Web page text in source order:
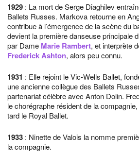
1929 : La mort de Serge Diaghilev
Ballets Russes. Markova retourne en
contribue à l’émergence de la scène du
devient la première danseuse principale
par Dame Marie Rambert, et interprète
Frederick Ashton, alors peu connu.
1931 : Elle rejoint le Vic-Wells Ballet,
une ancienne collègue des Ballets
partenariat célèbre avec Anton Dolin.
le chorégraphe résident de la
tard le Royal Ballet.
1933 : Ninette de Valois la nomme
la compagnie.